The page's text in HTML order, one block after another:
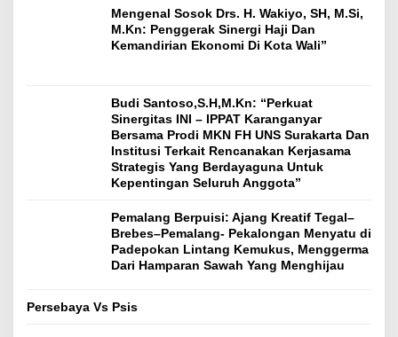
Mengenal Sosok Drs. H. Wakiyo, SH, M.Si,
M.Kn: Penggerak Sinergi Haji Dan
Kemandirian Ekonomi Di Kota Wali”
Budi Santoso,S.H,M.Kn: “Perkuat
Sinergitas INI – IPPAT Karanganyar
Bersama Prodi MKN FH UNS Surakarta Dan
Institusi Terkait Rencanakan Kerjasama
Strategis Yang Berdayaguna Untuk
Kepentingan Seluruh Anggota”
Pemalang Berpuisi: Ajang Kreatif Tegal–
Brebes–Pemalang- Pekalongan Menyatu di
Padepokan Lintang Kemukus, Menggerma
Dari Hamparan Sawah Yang Menghijau
Persebaya Vs Psis